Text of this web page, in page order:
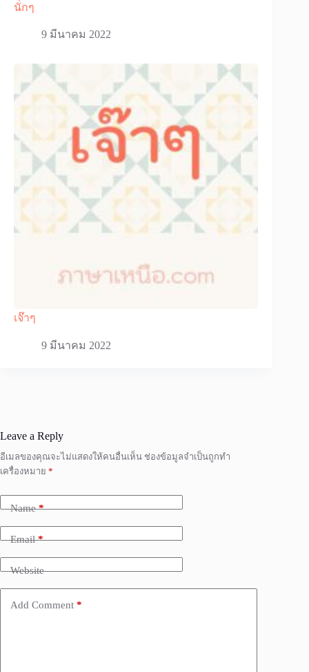
นั่กๆ
9 มีนาคม 2022
เจ๊าๆ
9 มีนาคม 2022
Leave a Reply
อีเมลของคุณจะไม่แสดงให้คนอื่นเห็น ช่องข้อมูลจำเป็นถูกทำ
เครื่องหมาย *
Name*
Email*
Website
Add Comment *